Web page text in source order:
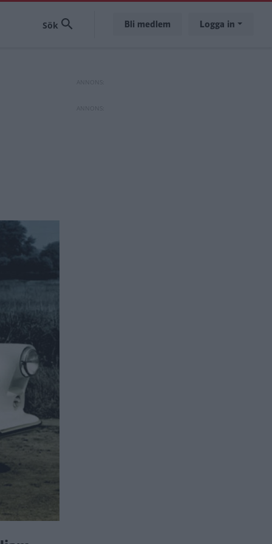
Bli medlem Logga in